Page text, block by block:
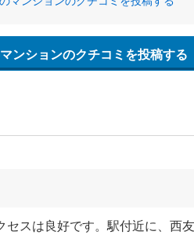
ンションのクチコミを投稿する
スは良好です。駅付近に、西